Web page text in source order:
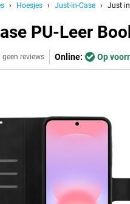
Hoesjes Just-in-Case Just in
PU-Leer
geen reviews Online: Op